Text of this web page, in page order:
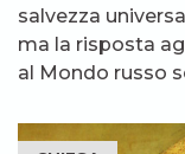
salvezza
ma la risposta
al Mondo russo